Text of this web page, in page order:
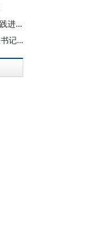
张婉苏：从税收法定到税收法治的实践进阶
涂龙力：《闲谈税语》（46）学习总书记关于税制改革的重要讲话（一）